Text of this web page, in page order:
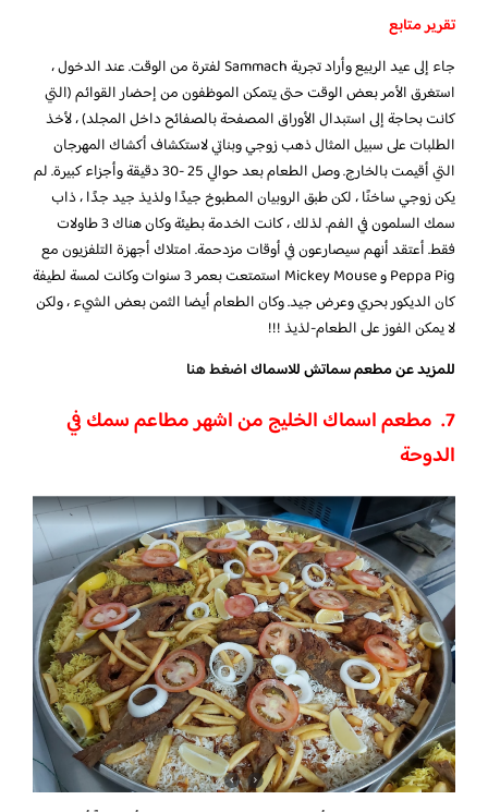
تقرير متابع
جاء إلى عيد الربيع وأراد تجربة Sammach لفترة من الوقت. عند الدخول ،
استغرق الأمر بعض الوقت حتى يتمكن الموظفون من إحضار القوائم (التي
كانت بحاجة إلى استبدال الأوراق المصفحة بالصفائح داخل المجلد) ، لأخذ
الطلبات على سبيل المثال ذهب زوجي وبناتي لاستكشاف أكشاك المهرجان
التي أقيمت بالخارج. وصل الطعام بعد حوالي 25 -30 دقيقة وأجزاء كبيرة. لم
يكن زوجي ساخنًا ، لكن طبق الروبيان المطبوخ جيدًا ولذيذ جيد جدًا ، ذاب
سمك السلمون في الفم. لذلك ، كانت الخدمة بطيئة وكان هناك 3 طاولات
فقط. أعتقد أنهم سيصارعون في أوقات مزدحمة. امتلاك أجهزة التلفزيون مع
Peppa Pig و Mickey Mouse استمتعت بعمر 3 سنوات وكانت لمسة لطيفة
كان الديكور بحري وعرض جيد. وكان الطعام أيضا الثمن بعض الشيء ، ولكن
لا يمكن الفوز على الطعام-لذيذ !!!
للمزيد عن مطعم سماتش للاسماكاضغط هنا
7. مطعم اسماك الخليج من اشهر مطاعم سمك في
الدوحة